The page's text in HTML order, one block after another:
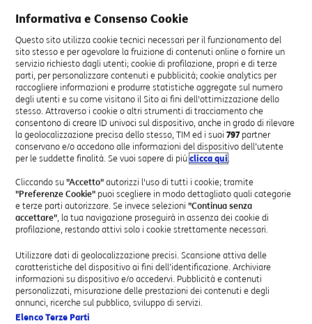
Condividi il wi-fi con i tuoi
clienti
Con wiMAN Social Wi-Fi 2.0 offri ai tuoi clienti una
connessione wi-fi gratuita tramite login su Facebook
o altri social network. Grazie al pannello di controllo,
gestisci la tua welcome page, controlli e modifichi le
configurazioni del servizio e accedi alle statistiche
per conoscere meglio i tuoi clienti.
Sicurezza dati
La rete è sicura e protetta e tutti i dati
vengono conservati nel rispetto della
normativa europea GDPR.
Facilità d’uso
Informativa e Consenso Cookie
Questo sito utilizza cookie tecnici necessari per il funzionamento del
sito stesso e per agevolare la fruizione di contenuti online o fornire un
servizio richiesto dagli utenti; cookie di profilazione, propri e di terze
parti, per personalizzare contenuti e pubblicità; cookie analytics per
raccogliere informazioni e produrre statistiche aggregate sul numero
degli utenti e su come visitano il Sito ai fini dell'ottimizzazione dello
stesso. Attraverso i cookie o altri strumenti di tracciamento che
consentono di creare ID univoci sul dispositivo, anche in grado di rilevare
la geolocalizzazione precisa dello stesso, TIM ed i suoi 797partner
conservano e/o accedono alle informazioni del dispositivo dell’utente
per le suddette finalità. Se vuoi sapere di più clicca qui.
Cliccando su "Accetto" autorizzi l'uso di tutti i cookie; tramite
"Preferenze Cookie" puoi scegliere in modo dettagliato quali categorie
e terze parti autorizzare. Se invece selezioni "Continua senza
accettare", la tua navigazione proseguirà in assenza dei cookie di
profilazione, restando attivi solo i cookie strettamente necessari.
Utilizzare dati di geolocalizzazione precisi. Scansione attiva delle
caratteristiche del dispositivo ai fini dell’identificazione. Archiviare
informazioni su dispositivo e/o accedervi. Pubblicità e contenuti
personalizzati, misurazione delle prestazioni dei contenuti e degli
annunci, ricerche sul pubblico, sviluppo di servizi.
Elenco Terze Parti